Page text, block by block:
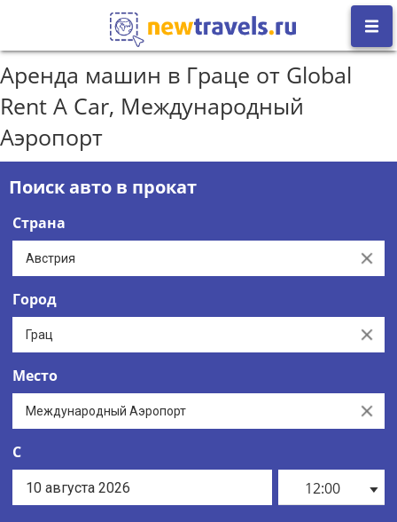
Аренда машин в Граце от Global
Rent A Car, Международный
Аэропорт
Поиск авто в прокат
Страна
Clear
Город
Clear
Место
Clear
С
12:00